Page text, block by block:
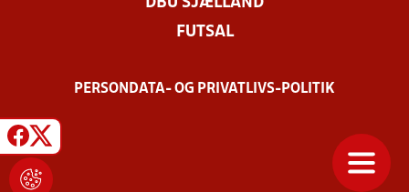
DBU SJÆLLAND
FUTSAL
PERSONDATA- OG PRIVATLIVS-POLITIK